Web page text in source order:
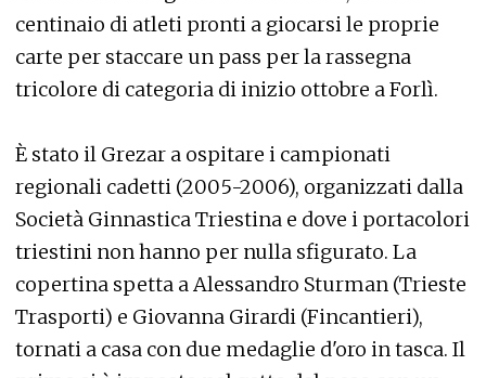
centinaio di atleti pronti a giocarsi le proprie
carte per staccare un pass per la rassegna
tricolore di categoria di inizio ottobre a Forlì.
È stato il Grezar a ospitare i campionati
regionali cadetti (2005-2006), organizzati dalla
Società Ginnastica Triestina e dove i portacolori
triestini non hanno per nulla sfigurato. La
copertina spetta a Alessandro Sturman (Trieste
Trasporti) e Giovanna Girardi (Fincantieri),
tornati a casa con due medaglie d'oro in tasca. Il